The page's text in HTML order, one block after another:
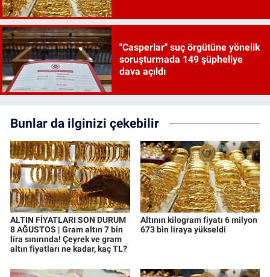
"Casperlar" suç örgütüne yönelik
soruşturmada 149 şüpheliye
dava açıldı
Bunlar da ilginizi çekebilir
ALTIN FİYATLARI SON DURUM
8 AĞUSTOS | Gram altın 7 bin
lira sınırında! Çeyrek ve gram
altın fiyatları ne kadar, kaç TL?
Altının kilogram fiyatı 6 milyon
673 bin liraya yükseldi